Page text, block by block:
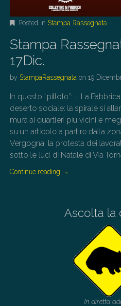
Posted in Stampa Rassegnata
Stampa
17Dic.
by StampaRassegnata on 19
In questo “pillolo”: – La
deserto sociale: la spirale si
mura ai quartieri più vicini e
su un articolo a partire dalla
Vergogna! la protesta dei
sotto le luci di Natale di Via
Continue reading →
Ascolta la
In diretta